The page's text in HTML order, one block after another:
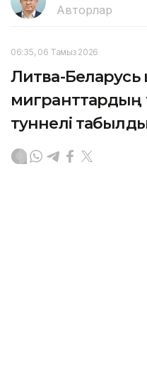
Авторлар
06:35, 06 Тамыз 2026
Литва-
мигранттардың
туннелі